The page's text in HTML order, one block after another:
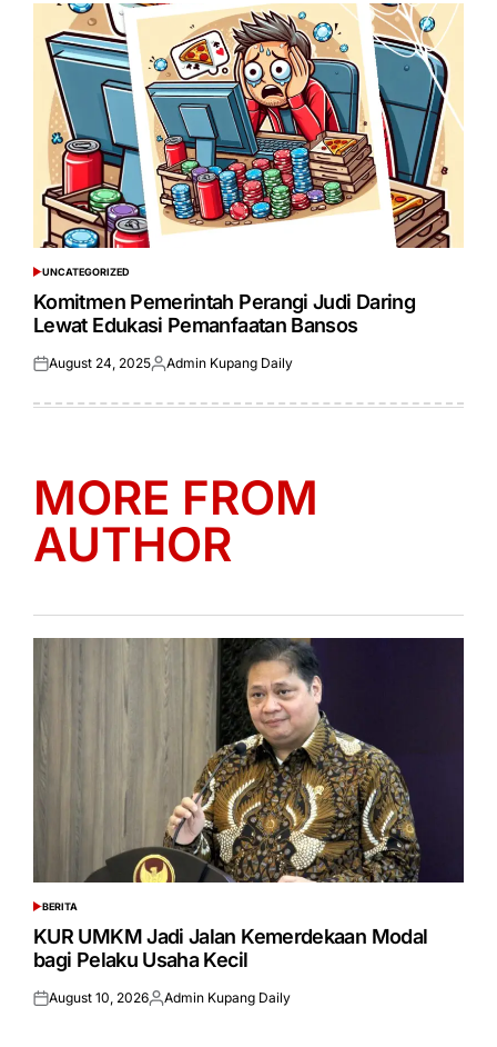
POSTED
IN
UNCATEGORIZED
Komitmen Pemerintah Perangi Judi Daring
Lewat Edukasi Pemanfaatan Bansos
Posted
August 24, 2025Posted
Admin Kupang Daily
MORE FROM
AUTHOR
POSTED
IN
BERITA
KUR UMKM Jadi Jalan Kemerdekaan Modal
bagi Pelaku Usaha Kecil
Posted
August 10, 2026Posted
Admin Kupang Daily